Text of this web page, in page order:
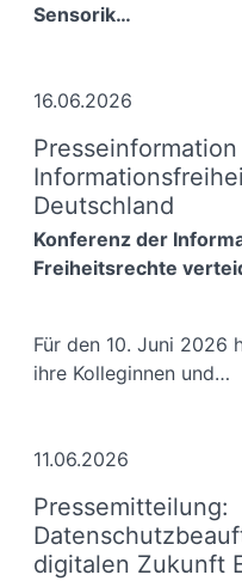
Sensorik…
16.06.2026
Deutschland
Konferenz der
Freiheitsrechte
Für den 10. Juni 2026
ihre Kolleginnen und…
11.06.2026
Pressemitteilung:
digitalen Zukunft